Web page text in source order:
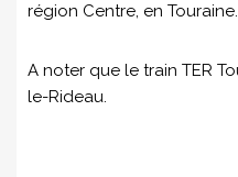
région Centre, en Touraine.
A noter que le train TER
le-Rideau.